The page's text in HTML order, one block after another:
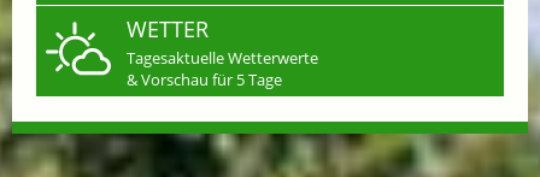
WETTER
Tagesaktuelle Wetterwerte
& Vorschau für 5 Tage